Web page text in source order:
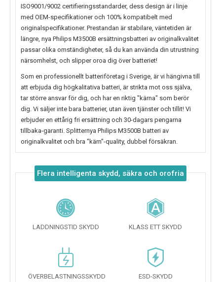
ISO9001/9002 certifieringsstandarder, dess design är i linje
med OEM-specifikationer och 100% kompatibelt med
originalspecifikationer. Prestandan är stabilare, väntetiden är
längre, nya Philips M3500B ersättningsbatteri av originalkvalitet
passar olika omständigheter, så du kan använda din utrustning
närsomhelst, och slipper oroa dig över batteriet!
Som en professionellt batteriföretag i Sverige, är vi hängivna till
att erbjuda dig högkalitativa batteri, är strikta mot oss själva,
tar större ansvar för dig, och har en riktig "kärna" som berör
dig. Vi säljer inte bara batterier, utan även tjänster och tillit! Vi
erbjuder en ettårig fri ersättning och 30-dagars pengarna
tillbaka-garanti. Splitternya Philips M3500B batteri av
originalkvalitet och bra "kärn"-quality, dubbel försäkran.
Flera intelligenta skydd, säkra och orofria
LADDNINGSTID SKYDD KLASS ETT SKYDD
ÖVERBELASTNINGSSKYDD ESD-SKYDD